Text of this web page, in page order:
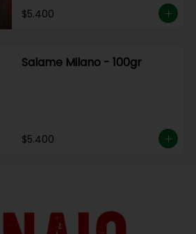
$5.400
Salame Milano - 100gr
$5.400